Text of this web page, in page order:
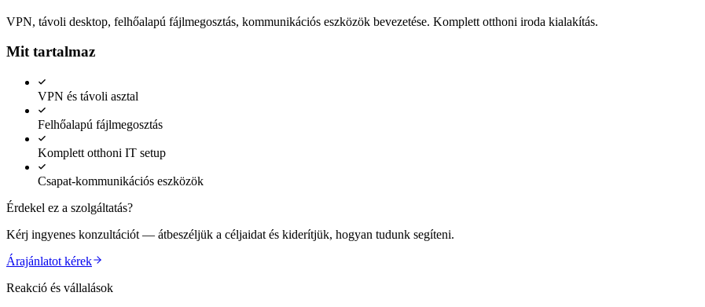
VPN, távoli desktop, felhőalapú fájlmegosztás, kommunikációs eszközök bevezetése. Komplett otthoni iroda kialakítás.
Mit tartalmaz
VPN és távoli asztal
Felhőalapú fájlmegosztás
Komplett otthoni IT setup
Csapat-kommunikációs eszközök
Érdekel ez a szolgáltatás?
Kérj ingyenes konzultációt — átbeszéljük a céljaidat és kiderítjük, hogyan tudunk segíteni.
Árajánlatot kérek
Reakció és vállalások